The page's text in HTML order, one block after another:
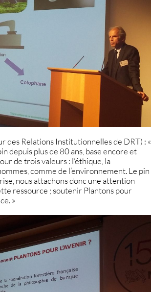
des Relations Institutionnelles de DRT) : «
depuis plus de 80 ans, base encore et
de trois valeurs : l’éthique, la
comme de l’environnement. Le pin
nous attachons donc une attention
ressource ; soutenir Plantons pour
»